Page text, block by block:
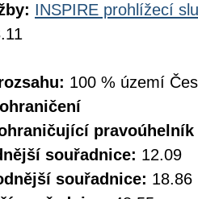
INSPIRE prohlížecí
100 % území
pravoúhelník
souřadnice: 12.09
souřadnice: 18.86